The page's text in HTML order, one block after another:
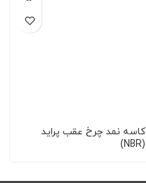
کاسه نمد چرخ عقب پراید
(NBR)